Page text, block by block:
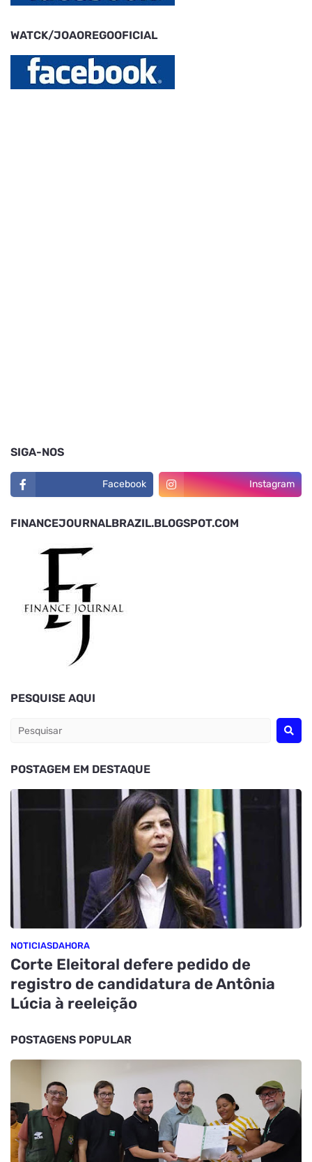
WATCK/JOAOREGOOFICIAL
SIGA-NOS
Facebook Instagram
FINANCEJOURNALBRAZIL.BLOGSPOT.COM
PESQUISE AQUI
POSTAGEM EM DESTAQUE
NOTICIASDAHORA
Corte Eleitoral defere pedido de
registro de candidatura de Antônia
Lúcia à reeleição
POSTAGENS POPULAR